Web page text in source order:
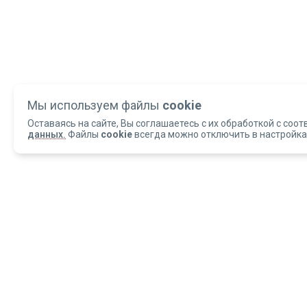
Мы используем файлы cookie
Оставаясь на сайте, Вы соглашаетесь с их обработкой с
данных. Файлы cookieвсегда можно отключить в